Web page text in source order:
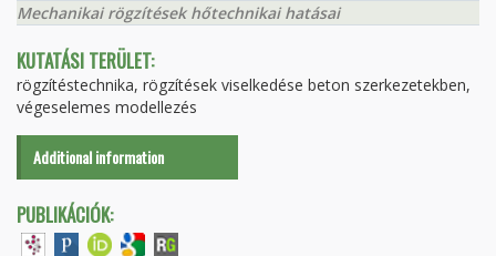
Mechanikai rögzítések hőtechnikai hatásai
KUTATÁSI TERÜLET:
rögzítéstechnika, rögzítések viselkedése beton szerkezetekben,
végeselemes modellezés
Additional information
PUBLIKÁCIÓK: